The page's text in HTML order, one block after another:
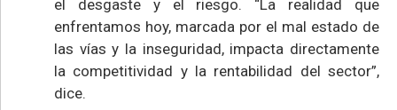
el desgaste y el riesgo. “La realidad que
enfrentamos hoy, marcada por el mal estado de
las vías y la inseguridad, impacta directamente
la competitividad y la rentabilidad del sector”,
dice.